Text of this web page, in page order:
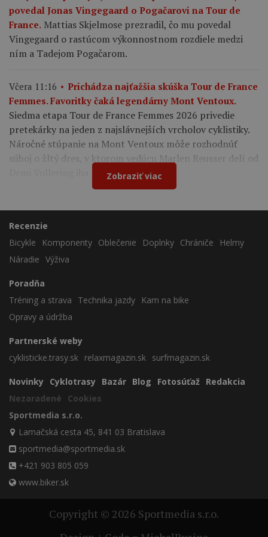
povedal Jonas Vingegaard o Pogačarovi na Tour de
France. Mattias Skjelmose prezradil, čo mu povedal
Vingegaard o rastúcom výkonnostnom rozdiele medzi
ním a Tadejom Pogačarom.
Včera 11:16
Prichádza najťažšia skúška Tour de France
Femmes. Favoritky čaká legendárny Mont Ventoux.
Siedma etapa Tour de France Femmes 2026 privedie
pretekárky na jeden z najslávnejších vrcholov cyklistiky.
Náročné stúpanie na Mont Ventoux môže rozhodnúť
súboj o žltý dres, v ktorom vedúcu Marlen Reusser delí od
Demi Vollering iba 12 sekúnd.
Zobraziť viac
Recenzie
Bicykle
Komponenty Oblečenie Doplnky Chrániče
Helmy
Náradie Výživa
Poradňa
Tréning a strava
Technika jazdy
Kam na bike
Opravy a údržba
Partnerské weby
cyklisticke.trasy.sk relaxmagazin.sk surfmagazin.sk
Novinky Cyklotrasy Bazár Blog Fotosúťaž Redakcia
Nezaradené
Cookies
Sportmedia s.r.o.
Lamačská cesta 45, 841 03 Bratislava
sportmedia@sportmedia.sk
+421 903 805 059
www.biker.sk
Copyright © 2026 Sportmedia s.r.o.